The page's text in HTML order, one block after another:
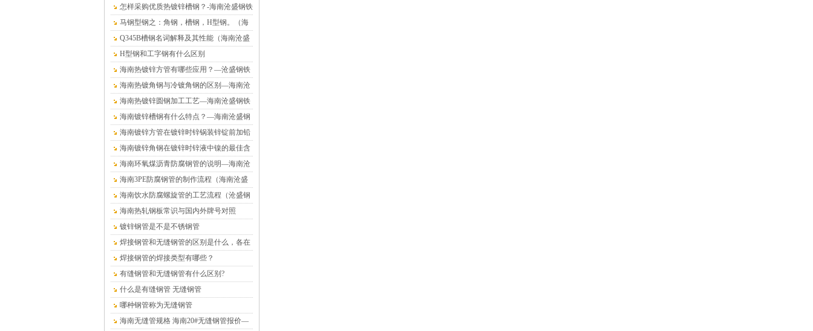
怎样采购优质热镀锌槽钢？-海南沧盛钢铁
马钢型钢之：角钢，槽钢，H型钢。（海
南沧盛钢铁）
Q345B槽钢名词解释及其性能（海南沧盛
钢铁）
H型钢和工字钢有什么区别
海南热镀锌方管有哪些应用？—沧盛钢铁
海南热镀角钢与冷镀角钢的区别—海南沧
盛钢铁
海南热镀锌圆钢加工工艺—海南沧盛钢铁
海南镀锌槽钢有什么特点？—海南沧盛钢
铁
海南镀锌方管在镀锌时锌锅装锌锭前加铅
的危害—海南沧盛钢铁
海南镀锌角钢在镀锌时锌液中镍的最佳含
量值—沧盛钢铁
海南环氧煤沥青防腐钢管的说明—海南沧
盛钢铁
海南3PE防腐钢管的制作流程（海南沧盛
钢铁）
海南饮水防腐螺旋管的工艺流程（沧盛钢
铁）
海南热轧钢板常识与国内外牌号对照
镀锌钢管是不是不锈钢管
焊接钢管和无缝钢管的区别是什么，各在
什么情况下使用？
焊接钢管的焊接类型有哪些？
有缝钢管和无缝钢管有什么区别?
什么是有缝钢管 无缝钢管
哪种钢管称为无缝钢管
海南无缝管规格 海南20#无缝钢管报价—